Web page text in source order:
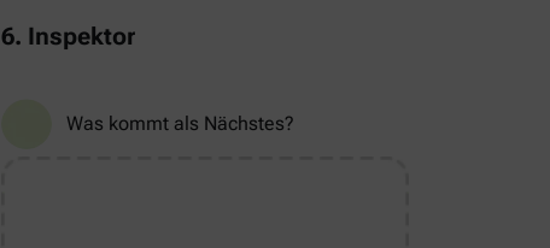
6. Inspektor
Was kommt als Nächstes?